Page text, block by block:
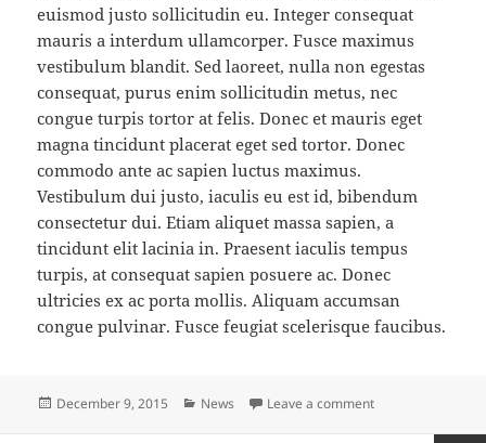
euismod justo sollicitudin eu. Integer consequat
mauris a interdum ullamcorper. Fusce maximus
vestibulum blandit. Sed laoreet, nulla non egestas
consequat, purus enim sollicitudin metus, nec
congue turpis tortor at felis. Donec et mauris eget
magna tincidunt placerat eget sed tortor. Donec
commodo ante ac sapien luctus maximus.
Vestibulum dui justo, iaculis eu est id, bibendum
consectetur dui. Etiam aliquet massa sapien, a
tincidunt elit lacinia in. Praesent iaculis tempus
turpis, at consequat sapien posuere ac. Donec
ultricies ex ac porta mollis. Aliquam accumsan
congue pulvinar. Fusce feugiat scelerisque faucibus.
Posted
December 9, 2015 Categories
News Leave a commenton Claritas est